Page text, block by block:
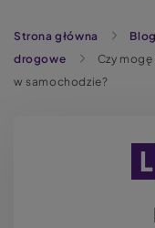
Strona główna Blog
drogowe
Czy
w samochodzie?